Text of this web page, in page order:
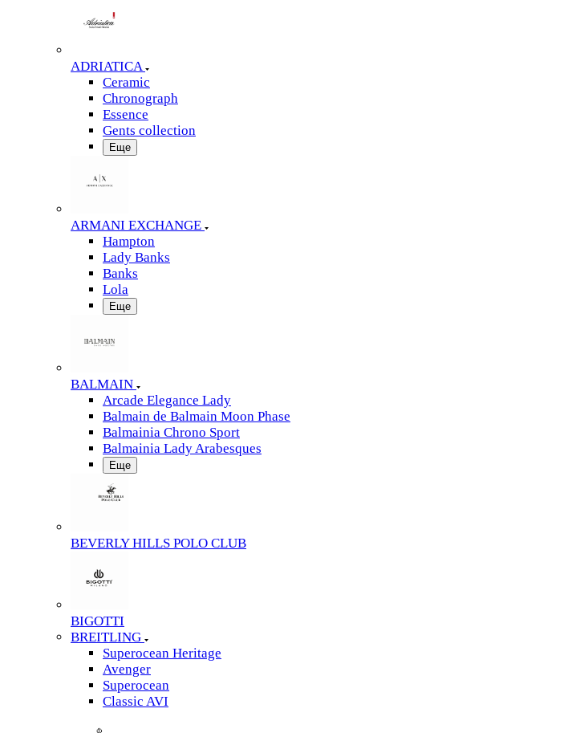
ADRIATICA
Ceramic
Chronograph
Essence
Gents collection
Еще
ARMANI EXCHANGE
Hampton
Lady Banks
Banks
Lola
Еще
BALMAIN
Arcade Elegance Lady
Balmain de Balmain Moon Phase
Balmainia Chrono Sport
Balmainia Lady Arabesques
Еще
BEVERLY HILLS POLO CLUB
BIGOTTI
BREITLING
Superocean Heritage
Avenger
Superocean
Classic AVI